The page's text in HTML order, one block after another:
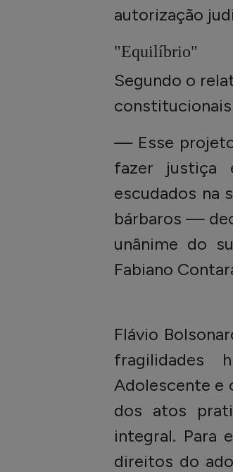
autorização
"Equilíbrio"
Segundo o
— Esse
fazer justiça
escudados na
bárbaros —
unânime do
Fabiano
Flávio
fragilidades
Adolescente e
dos atos
integral. Para
direitos do